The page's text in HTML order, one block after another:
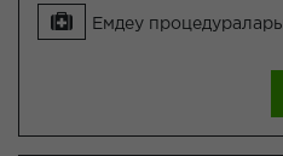
Емдеу процедуралары